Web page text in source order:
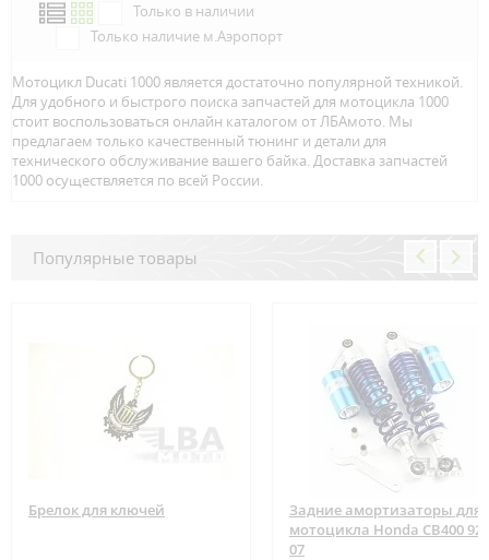
Только в наличии
Только наличие м.Аэропорт
Мотоцикл Ducati 1000 является достаточно популярной техникой.
Для удобного и быстрого поиска запчастей для мотоцикла 1000
стоит воспользоваться онлайн каталогом от ЛБАмото. Мы
предлагаем только качественный тюнинг и детали для
технического обслуживание вашего байка. Доставка запчастей
1000 осуществляется по всей Росcии.
Популярные товары
Брелок для ключей
Задние амортизаторы для
мотоцикла Honda CB400 92-
07